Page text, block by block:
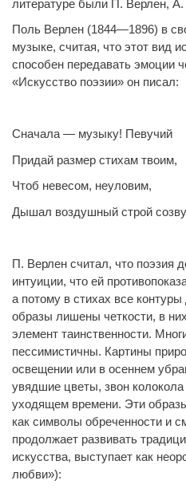
литературе были П. Верлен,
Поль Верлен (1844—1896) в
музыке, считая, что этот вид
способен передавать эмоции
«Искусство поэзии» он писал:
Сначала — музыку! Певучий
Придай размер стихам твоим,
Чтоб невесом, неуловим,
Дышал воздушный строй
П. Верлен считал, что поэзия
интуиции, что ей
а потому в стихах все
образы лишены четкости, в
элемент таинственности.
пессимистичны. Картины
освещении или в осеннем
увядшие цветы, звон
уходящем времени. Эти
как символы обреченности и
продолжает развивать
искусства, выступает как
любви»):